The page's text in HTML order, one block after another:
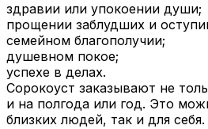
здравии или упокоении души;
прощении заблудших и
семейном благополучии;
душевном покое;
успехе в делах.
Сорокоуст заказывают не
и на полгода или год. Это
близких людей, так и для себя.